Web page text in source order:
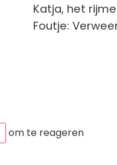
Katja, het
Foutje:
om te reageren